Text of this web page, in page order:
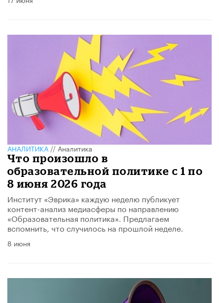
АНАЛИТИКА//Аналитика
​Что произошло в
образовательной политике с 1 по
8 июня 2026 года
Институт «Эврика» каждую неделю публикует
контент-анализ медиасферы по направлению
«Образовательная политика». Предлагаем
вспомнить, что случилось на прошлой неделе.
8 июня